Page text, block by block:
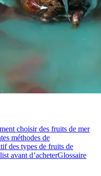
choisir des fruits de mer
méthodes de
des types de fruits de
avant d’acheterGlossaire